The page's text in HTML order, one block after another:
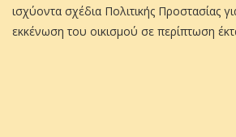
ισχύοντα σχέδια Πολιτικής Προστασίας
εκκένωση του οικισμού σε περίπτωση